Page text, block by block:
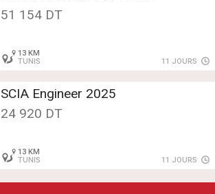
51 154 DT
13 KM
TUNIS
11 JOURS
SCIA Engineer 2025
24 920 DT
13 KM
TUNIS
11 JOURS